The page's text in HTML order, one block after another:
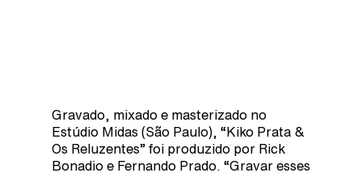
Gravado, mixado e masterizado no
Estúdio Midas (São Paulo), “Kiko Prata &
Os Reluzentes” foi produzido por Rick
Bonadio e Fernando Prado. “Gravar esses